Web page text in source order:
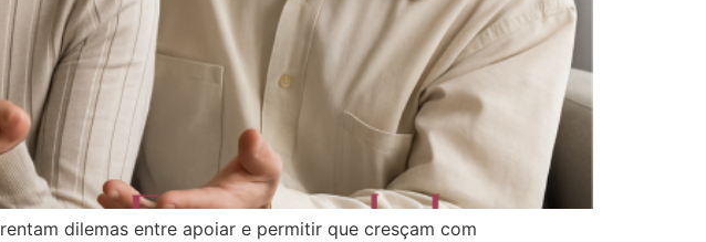
dilemas entre apoiar e permitir que cresçam com